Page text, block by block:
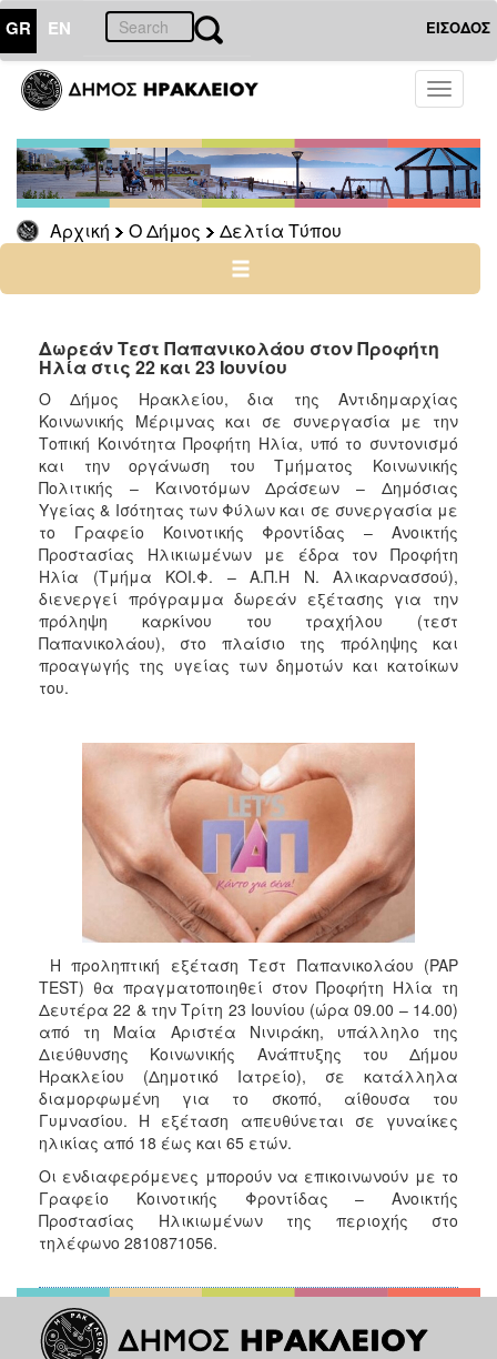
GR EN ΕΙΣΟΔΟΣ
Toggle
Αρχική Ο Δήμος Δελτία Τύπου
ΔΗΜΟΣ
Δελτία
Τύπου
Αρχείο
ΠΟΛΙΤΙΣΜΟΣ
ΑΝΘΕΚΤΙΚΗ
ΠΟΛΗ
Δωρεάν Τεστ Παπανικολάου στον Προφήτη
Ηλία στις 22 και 23 Ιουνίου
Ο Δήμος Ηρακλείου, δια της Αντιδημαρχίας
Κοινωνικής Μέριμνας και σε συνεργασία με την
Τοπική Κοινότητα Προφήτη Ηλία, υπό το συντονισμό
και την οργάνωση του Τμήματος Κοινωνικής
Πολιτικής – Καινοτόμων Δράσεων – Δημόσιας
Υγείας & Ισότητας των Φύλων και σε συνεργασία με
το Γραφείο Κοινοτικής Φροντίδας – Ανοικτής
Προστασίας Ηλικιωμένων με έδρα τον Προφήτη
Ηλία (Τμήμα ΚΟΙ.Φ. – Α.Π.Η Ν. Αλικαρνασσού),
διενεργεί πρόγραμμα δωρεάν εξέτασης για την
πρόληψη καρκίνου του τραχήλου (τεστ
Παπανικολάου), στο πλαίσιο της πρόληψης και
προαγωγής της υγείας των δημοτών και κατοίκων
του.
Η προληπτική εξέταση Τεστ Παπανικολάου (PAP
TEST) θα πραγματοποιηθεί στον Προφήτη Ηλία τη
Δευτέρα 22 & την Τρίτη 23 Ιουνίου (ώρα 09.00 – 14.00)
από τη Μαία Αριστέα Νινιράκη, υπάλληλο της
Διεύθυνσης Κοινωνικής Ανάπτυξης του Δήμου
Ηρακλείου (Δημοτικό Ιατρείο), σε κατάλληλα
διαμορφωμένη για το σκοπό, αίθουσα του
Γυμνασίου. Η εξέταση απευθύνεται σε γυναίκες
ηλικίας από 18 έως και 65 ετών.
Οι ενδιαφερόμενες μπορούν να επικοινωνούν με το
Γραφείο Κοινοτικής Φροντίδας – Ανοικτής
Προστασίας Ηλικιωμένων της περιοχής στο
τηλέφωνο 2810871056.